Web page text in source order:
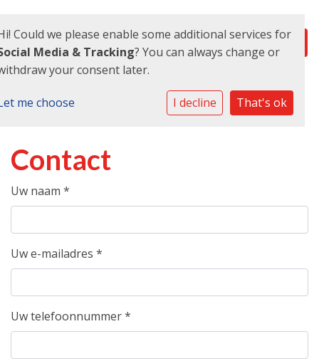
Contact
Uw naam *
Uw e-mailadres *
Uw telefoonnummer*
Could we please enable some additional services for
Media & Tracking? You can always change or
your consent later.
me choose I decline That's ok